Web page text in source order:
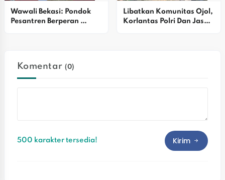
Wawali Bekasi: Pondok
Pesantren Berperan
Libatkan Komunitas Ojol,
Korlantas Polri Dan Jasa
Komentar(0)
500 karakter tersedia! Kirim